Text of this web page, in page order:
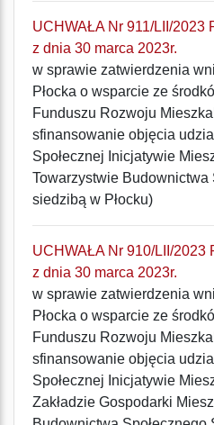
UCHWAŁA Nr 911/LII/2023
z dnia 30 marca 2023r.
w sprawie zatwierdzenia
Płocka o wsparcie ze
Funduszu Rozwoju
sfinansowanie objęcia
Społecznej Inicjatywie
Towarzystwie Budownictwa
siedzibą w Płocku)
UCHWAŁA Nr 910/LII/2023
z dnia 30 marca 2023r.
w sprawie zatwierdzenia
Płocka o wsparcie ze
Funduszu Rozwoju
sfinansowanie objęcia
Społecznej Inicjatywie
Zakładzie Gospodarki